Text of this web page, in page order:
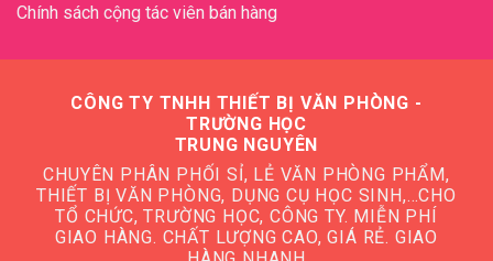
Chính sách cộng tác viên bán hàng
CÔNG TY TNHH THIẾT BỊ VĂN PHÒNG -
TRƯỜNG HỌC
TRUNG NGUYÊN
CHUYÊN PHÂN PHỐI SỈ, LẺ VĂN PHÒNG PHẨM,
THIẾT BỊ VĂN PHÒNG, DỤNG CỤ HỌC SINH,…CHO
TỔ CHỨC, TRƯỜNG HỌC, CÔNG TY. MIỄN PHÍ
GIAO HÀNG. CHẤT LƯỢNG CAO, GIÁ RẺ. GIAO